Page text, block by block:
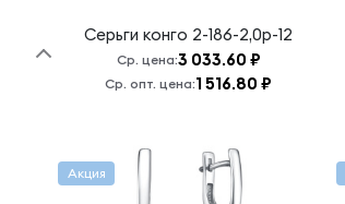
Серьги конго 2-186-2,0р-12
Ср. цена:3 033.60 ₽
Ср. опт. цена:1 516.80 ₽
Акция